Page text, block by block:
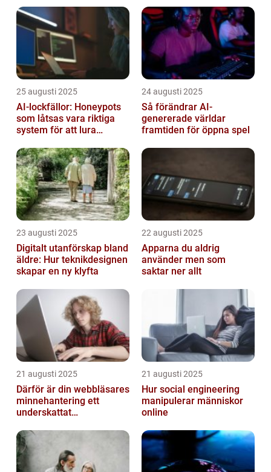
25 augusti 2025
AI-lockfällor: Honeypots
som låtsas vara riktiga
system för att lura
24 augusti 2025
Så förändrar AI-
genererade världar
framtiden för öppna spel
23 augusti 2025
Digitalt utanförskap bland
äldre: Hur teknikdesignen
skapar en ny klyfta
22 augusti 2025
Apparna du aldrig
använder men som
saktar ner allt
21 augusti 2025
Därför är din webbläsares
minnehantering ett
underskattat
21 augusti 2025
Hur social engineering
manipulerar människor
online